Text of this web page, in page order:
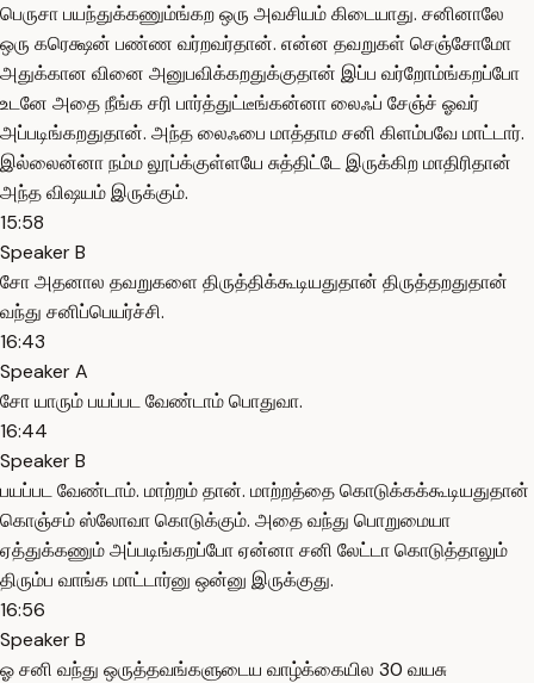
பெருசா பயந்துக்கணும்ங்கற ஒரு அவசியம் கிடையாது. சனினாலே
ஒரு கரெக்ஷன் பண்ண வர்றவர்தான். என்ன தவறுகள் செஞ்சோமோ
அதுக்கான வினை அனுபவிக்கறதுக்குதான் இப்ப வர்றோம்ங்கறப்போ
உடனே அதை நீங்க சரி பார்த்துட்டீங்கன்னா லைஃப் சேஞ்ச் ஓவர்
அப்படிங்கறதுதான். அந்த லைஃபை மாத்தாம சனி கிளம்பவே மாட்டார்.
இல்லைன்னா நம்ம லூப்க்குள்ளயே சுத்திட்டே இருக்கிற மாதிரிதான்
அந்த விஷயம் இருக்கும்.
15:58
Speaker B
சோ அதனால தவறுகளை திருத்திக்கூடியதுதான் திருத்தறதுதான்
வந்து சனிப்பெயர்ச்சி.
16:43
Speaker A
சோ யாரும் பயப்பட வேண்டாம் பொதுவா.
16:44
Speaker B
பயப்பட வேண்டாம். மாற்றம் தான். மாற்றத்தை கொடுக்கக்கூடியதுதான்
கொஞ்சம் ஸ்லோவா கொடுக்கும். அதை வந்து பொறுமையா
ஏத்துக்கணும் அப்படிங்கறப்போ ஏன்னா சனி லேட்டா கொடுத்தாலும்
திரும்ப வாங்க மாட்டார்னு ஒன்னு இருக்குது.
16:56
Speaker B
ஓ சனி வந்து ஒருத்தவங்களுடைய வாழ்க்கையில 30 வயசு